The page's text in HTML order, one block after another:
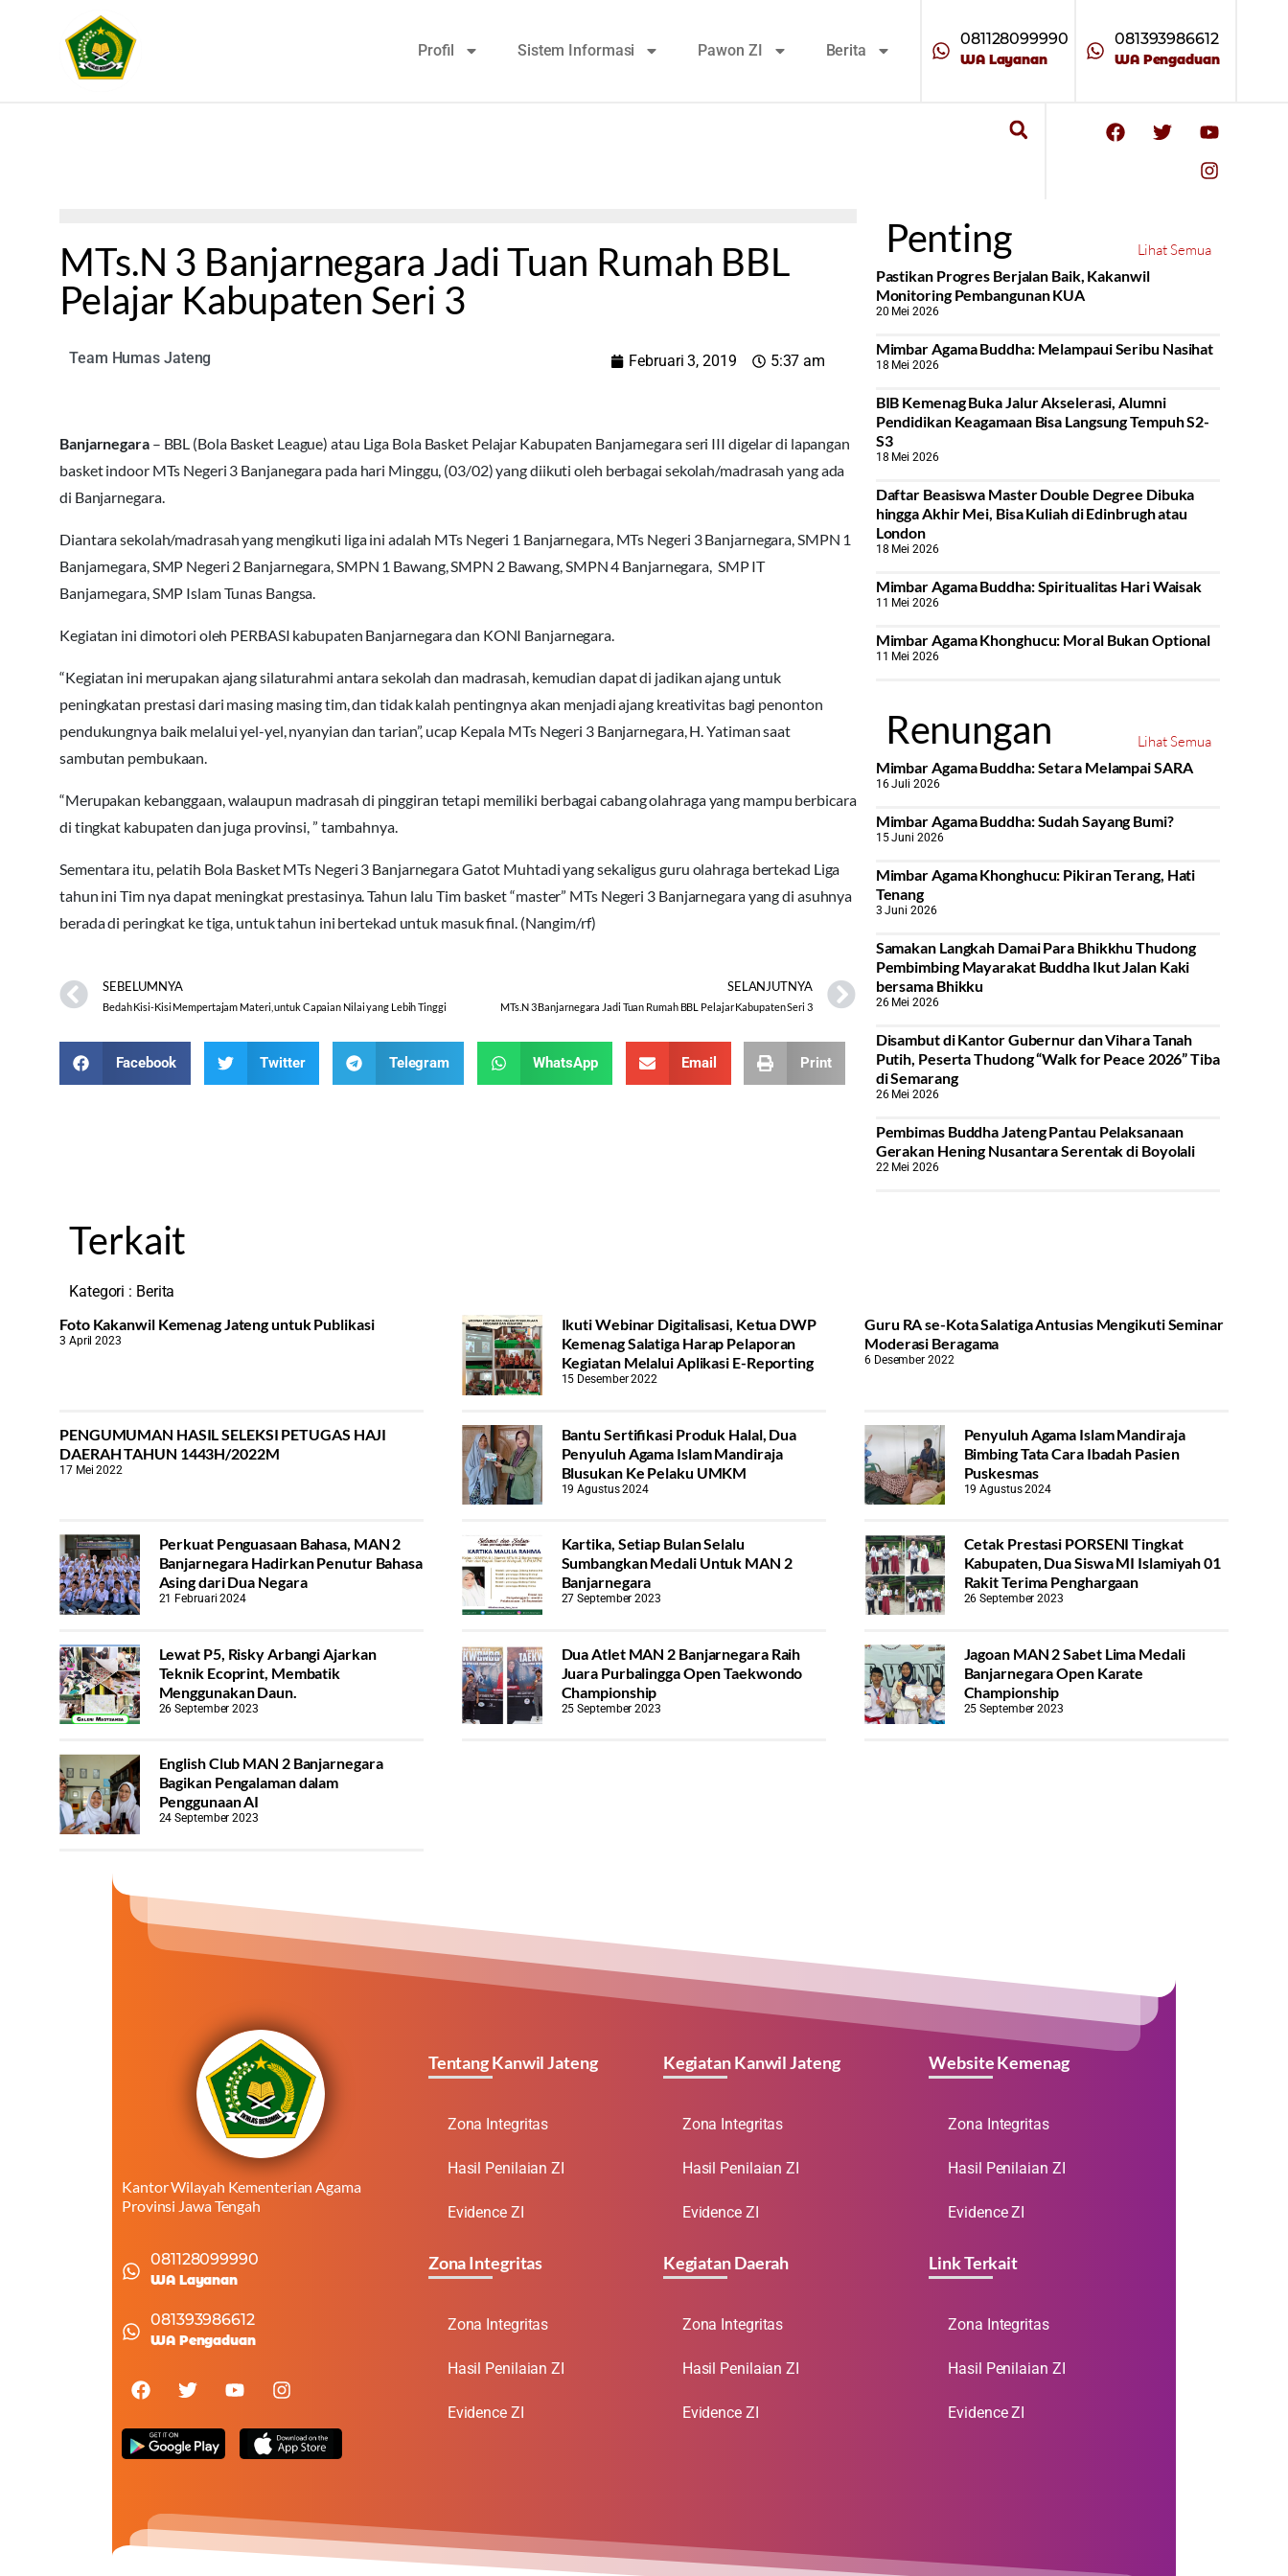
Profil Sistem Informasi Pawon ZI Berita
081128099990
WA Layanan
081393986612
WA Pengaduan
MTs.N 3 Banjarnegara Jadi Tuan Rumah BBL
Pelajar Kabupaten Seri 3
Team Humas Jateng Februari 3, 2019 5:37 am
Banjarnegara– BBL (Bola Basket League) atau Liga Bola Basket Pelajar Kabupaten Banjarnegara seri III digelar di lapangan
basket indoor MTs Negeri 3 Banjanegara pada hari Minggu, (03/02) yang diikuti oleh berbagai sekolah/madrasah yang ada
di Banjarnegara.
Diantara sekolah/madrasah yang mengikuti liga ini adalah MTs Negeri 1 Banjarnegara, MTs Negeri 3 Banjarnegara, SMPN 1
Banjarnegara, SMP Negeri 2 Banjarnegara, SMPN 1 Bawang, SMPN 2 Bawang, SMPN 4 Banjarnegara, SMP IT
Banjarnegara, SMP Islam Tunas Bangsa.
Kegiatan ini dimotori oleh PERBASI kabupaten Banjarnegara dan KONI Banjarnegara.
“Kegiatan ini merupakan ajang silaturahmi antara sekolah dan madrasah, kemudian dapat di jadikan ajang untuk
peningkatan prestasi dari masing masing tim, dan tidak kalah pentingnya akan menjadi ajang kreativitas bagi penonton
pendukungnya baik melalui yel-yel, nyanyian dan tarian”, ucap Kepala MTs Negeri 3 Banjarnegara, H. Yatiman saat
sambutan pembukaan.
“Merupakan kebanggaan, walaupun madrasah di pinggiran tetapi memiliki berbagai cabang olahraga yang mampu berbicara
di tingkat kabupaten dan juga provinsi, ” tambahnya.
Sementara itu, pelatih Bola Basket MTs Negeri 3 Banjarnegara Gatot Muhtadi yang sekaligus guru olahraga bertekad Liga
tahun ini Tim nya dapat meningkat prestasinya. Tahun lalu Tim basket “master” MTs Negeri 3 Banjarnegara yang di asuhnya
berada di peringkat ke tiga, untuk tahun ini bertekad untuk masuk final. (Nangim/rf)
SEBELUMNYA
Bedah Kisi-Kisi Mempertajam Materi, untuk Capaian Nilai yang Lebih Tinggi
SELANJUTNYA
MTs.N 3 Banjarnegara Jadi Tuan Rumah BBL Pelajar Kabupaten Seri 3
Facebook Twitter Telegram WhatsApp Email Print
Penting
Lihat Semua
Pastikan Progres Berjalan Baik, Kakanwil
Monitoring Pembangunan KUA
20 Mei 2026
Mimbar Agama Buddha: Melampaui Seribu Nasihat
18 Mei 2026
BIB Kemenag Buka Jalur Akselerasi, Alumni
Pendidikan Keagamaan Bisa Langsung Tempuh S2-
S3
18 Mei 2026
Daftar Beasiswa Master Double Degree Dibuka
hingga Akhir Mei, Bisa Kuliah di Edinbrugh atau
London
18 Mei 2026
Mimbar Agama Buddha: Spiritualitas Hari Waisak
11 Mei 2026
Mimbar Agama Khonghucu: Moral Bukan Optional
11 Mei 2026
Renungan
Lihat Semua
Mimbar Agama Buddha: Setara Melampai SARA
16 Juli 2026
Mimbar Agama Buddha: Sudah Sayang Bumi?
15 Juni 2026
Mimbar Agama Khonghucu: Pikiran Terang, Hati
Tenang
3 Juni 2026
Samakan Langkah Damai Para Bhikkhu Thudong
Pembimbing Mayarakat Buddha Ikut Jalan Kaki
bersama Bhikku
26 Mei 2026
Disambut di Kantor Gubernur dan Vihara Tanah
Putih, Peserta Thudong “Walk for Peace 2026” Tiba
di Semarang
26 Mei 2026
‎Pembimas Buddha Jateng Pantau Pelaksanaan
Gerakan Hening Nusantara Serentak di Boyolali
22 Mei 2026
Terkait
Kategori : Berita
Foto Kakanwil Kemenag Jateng untuk Publikasi
3 April 2023
Ikuti Webinar Digitalisasi, Ketua DWP
Kemenag Salatiga Harap Pelaporan
Kegiatan Melalui Aplikasi E-Reporting
15 Desember 2022
Guru RA se-Kota Salatiga Antusias Mengikuti Seminar
Moderasi Beragama
6 Desember 2022
PENGUMUMAN HASIL SELEKSI PETUGAS HAJI
DAERAH TAHUN 1443H/2022M
17 Mei 2022
Bantu Sertifikasi Produk Halal, Dua
Penyuluh Agama Islam Mandiraja
Blusukan Ke Pelaku UMKM
19 Agustus 2024
Penyuluh Agama Islam Mandiraja
Bimbing Tata Cara Ibadah Pasien
Puskesmas
19 Agustus 2024
Perkuat Penguasaan Bahasa, MAN 2
Banjarnegara Hadirkan Penutur Bahasa
Asing dari Dua Negara
21 Februari 2024
Kartika, Setiap Bulan Selalu
Sumbangkan Medali Untuk MAN 2
Banjarnegara
27 September 2023
Cetak Prestasi PORSENI Tingkat
Kabupaten, Dua Siswa MI Islamiyah 01
Rakit Terima Penghargaan
26 September 2023
Lewat P5, Risky Arbangi Ajarkan
Teknik Ecoprint, Membatik
Menggunakan Daun.
26 September 2023
Dua Atlet MAN 2 Banjarnegara Raih
Juara Purbalingga Open Taekwondo
Championship
25 September 2023
Jagoan MAN 2 Sabet Lima Medali
Banjarnegara Open Karate
Championship
25 September 2023
English Club MAN 2 Banjarnegara
Bagikan Pengalaman dalam
Penggunaan AI
24 September 2023
Kantor Wilayah Kementerian Agama
Provinsi Jawa Tengah
081128099990
WA Layanan
081393986612
WA Pengaduan
Tentang Kanwil Jateng
Zona Integritas
Hasil Penilaian ZI
Evidence ZI
Zona Integritas
Zona Integritas
Hasil Penilaian ZI
Evidence ZI
Kegiatan Kanwil Jateng
Zona Integritas
Hasil Penilaian ZI
Evidence ZI
Kegiatan Daerah
Zona Integritas
Hasil Penilaian ZI
Evidence ZI
Website Kemenag
Zona Integritas
Hasil Penilaian ZI
Evidence ZI
Link Terkait
Zona Integritas
Hasil Penilaian ZI
Evidence ZI